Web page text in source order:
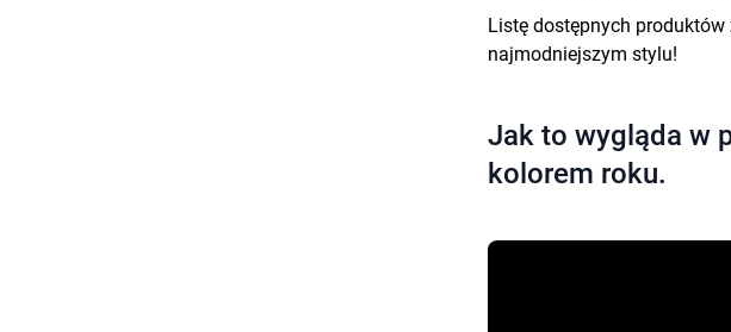
Listę dostępnych
najmodniejszym stylu!
Jak to wygląda w
kolorem roku.